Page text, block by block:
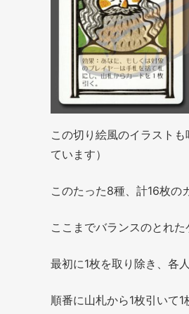
この切り絵風のイラスト
ています）
このたった8種、計16枚の
ここまでバランスのとれ
最初に1枚を取り除き、各
順番に山札から1枚引いて1